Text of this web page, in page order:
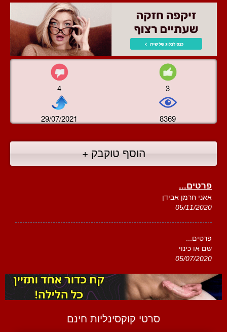
4 3
29/07/2021 8369
הוסף טוקבק +
פרטים...
אאני חרמן אבידן
05/11/2020
פרטים...
שם או כינוי
05/07/2020
סרטי קוקסינליות חינם